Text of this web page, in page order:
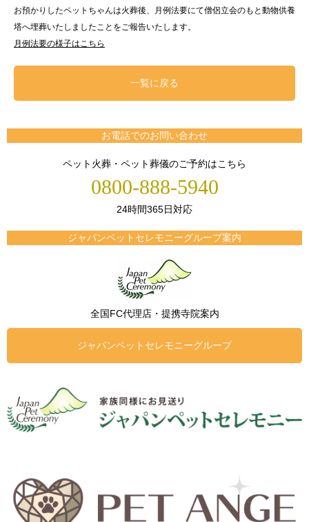
お預かりしたペットちゃんは火葬後、月例法要にて僧侶立会のもと動物供養
塔へ埋葬いたしましたことをご報告いたします。
月例法要の様子はこちら
一覧に戻る
お電話でのお問い合わせ
ペット火葬・ペット葬儀のご予約はこちら
0800-888-5940
24時間365日対応
ジャパンペットセレモニーグループ案内
全国FC代理店・提携寺院案内
ジャパンペットセレモニーグループ